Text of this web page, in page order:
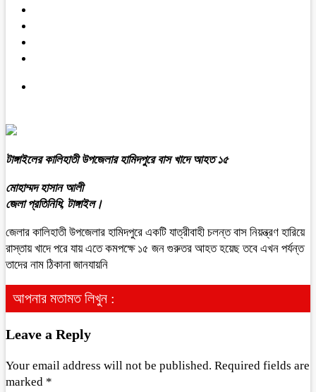
টাঙ্গাইলের কালিহাতী উপজেলার হামিদপুরে বাস খাদে আহত ১৫
মোহাম্মদ হাসান আলী
জেলা প্রতিনিধি, টাঙ্গাইল।
জেলার কালিহাতী উপজেলার হামিদপুরে একটি যাত্রীবাহী চলন্ত বাস নিয়ন্ত্রণ হারিয়ে
রাস্তায় খাদে পরে যায় এতে কমপক্ষে ১৫ জন গুরুতর আহত হয়েছ তবে এখন পর্যন্ত
তাদের নাম ঠিকানা জানযায়নি
আপনার মতামত লিখুন :
Leave a Reply
Your email address will not be published. Required fields are
marked *